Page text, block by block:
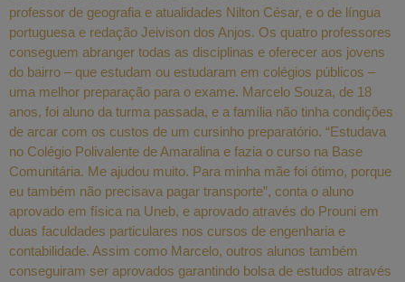
professor de geografia e atualidades Nilton César, e o de língua
portuguesa e redação Jeivison dos Anjos. Os quatro professores
conseguem abranger todas as disciplinas e oferecer aos jovens
do bairro – que estudam ou estudaram em colégios públicos –
uma melhor preparação para o exame. Marcelo Souza, de 18
anos, foi aluno da turma passada, e a família não tinha condições
de arcar com os custos de um cursinho preparatório. “Estudava
no Colégio Polivalente de Amaralina e fazia o curso na Base
Comunitária. Me ajudou muito. Para minha mãe foi ótimo, porque
eu também não precisava pagar transporte”, conta o aluno
aprovado em física na Uneb, e aprovado através do Prouni em
duas faculdades particulares nos cursos de engenharia e
contabilidade. Assim como Marcelo, outros alunos também
conseguiram ser aprovados garantindo bolsa de estudos através